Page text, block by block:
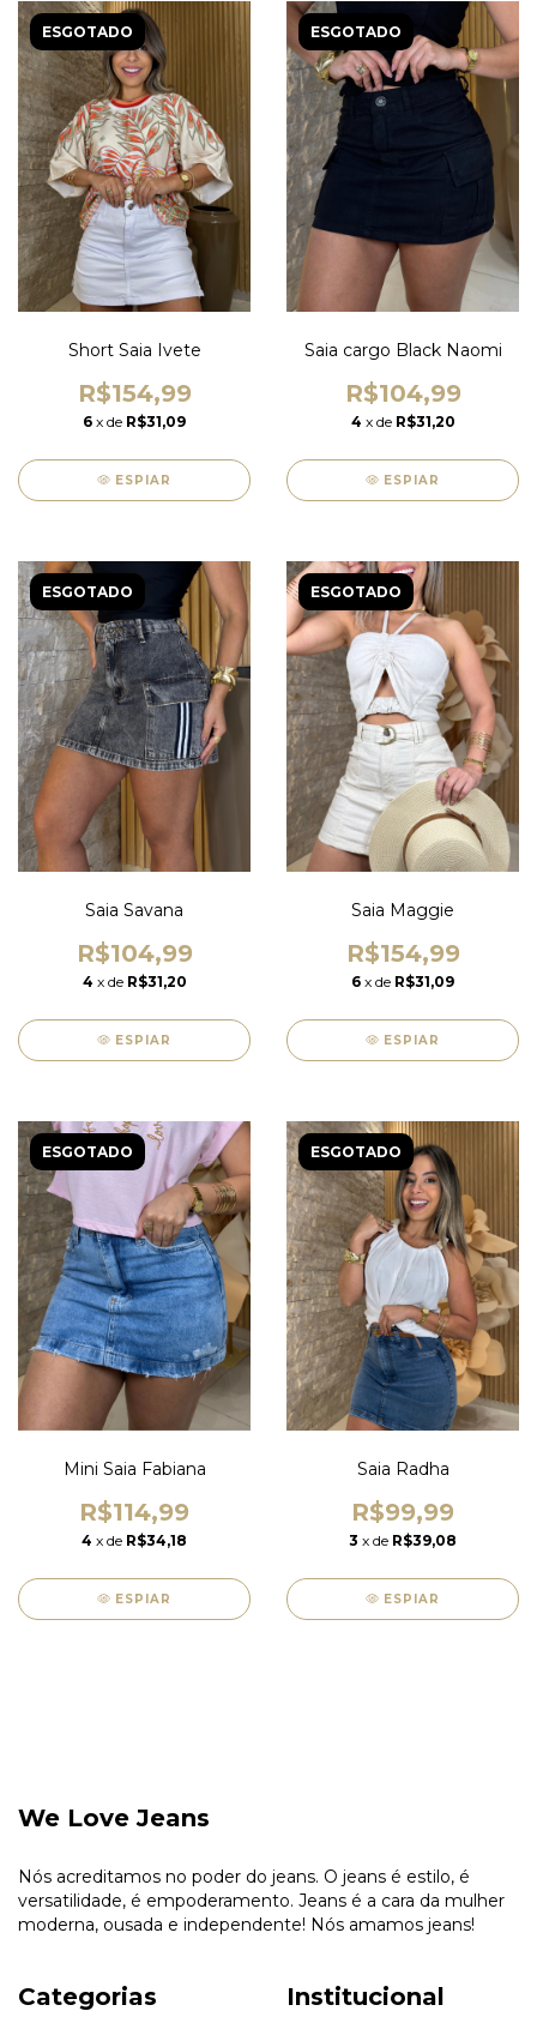
ESGOTADO
Short Saia Ivete
R$154,99
6 x de R$31,09
ESPIAR
ESGOTADO
Saia cargo Black Naomi
R$104,99
4 x de R$31,20
ESPIAR
ESGOTADO
Saia Savana
R$104,99
4 x de R$31,20
ESPIAR
ESGOTADO
Saia Maggie
R$154,99
6 x de R$31,09
ESPIAR
ESGOTADO
Mini Saia Fabiana
R$114,99
4 x de R$34,18
ESPIAR
ESGOTADO
Saia Radha
R$99,99
3 x de R$39,08
ESPIAR
We Love Jeans
Nós acreditamos no poder do jeans. O jeans é estilo, é
versatilidade, é empoderamento. Jeans é a cara da mulher
moderna, ousada e independente! Nós amamos jeans!
Categorias Institucional